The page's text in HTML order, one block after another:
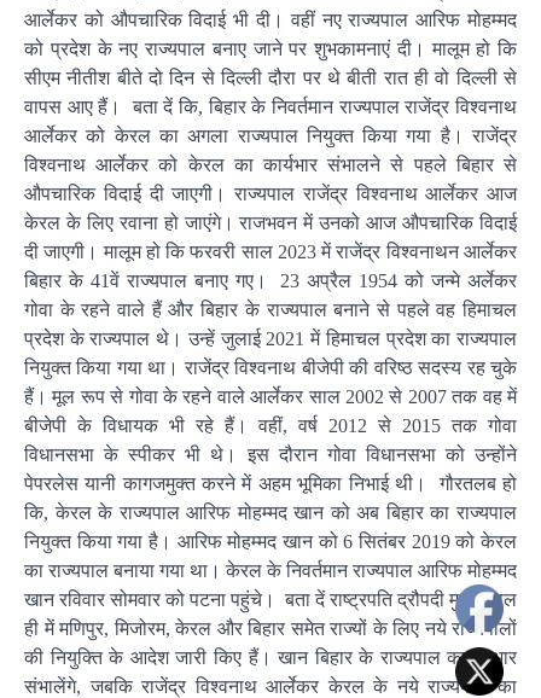
आर्लेकर को औपचारिक विदाई भी दी। वहीं नए राज्यपाल आरिफ मोहम्मद
को प्रदेश के नए राज्यपाल बनाए जाने पर शुभकामनाएं दी। मालूम हो कि
सीएम नीतीश बीते दो दिन से दिल्ली दौरा पर थे बीती रात ही वो दिल्ली से
वापस आए हैं। बता दें कि, बिहार के निवर्तमान राज्यपाल राजेंद्र विश्वनाथ
आर्लेकर को केरल का अगला राज्यपाल नियुक्त किया गया है। राजेंद्र
विश्वनाथ आर्लेकर को केरल का कार्यभार संभालने से पहले बिहार से
औपचारिक विदाई दी जाएगी। राज्यपाल राजेंद्र विश्वनाथ आर्लेकर आज
केरल के लिए रवाना हो जाएंगे। राजभवन में उनको आज औपचारिक विदाई
दी जाएगी। मालूम हो कि फरवरी साल 2023 में राजेंद्र विश्वनाथन आर्लेकर
बिहार के 41वें राज्यपाल बनाए गए। 23 अप्रैल 1954 को जन्मे अर्लेकर
गोवा के रहने वाले हैं और बिहार के राज्यपाल बनाने से पहले वह हिमाचल
प्रदेश के राज्यपाल थे। उन्हें जुलाई 2021 में हिमाचल प्रदेश का राज्यपाल
नियुक्त किया गया था। राजेंद्र विश्वनाथ बीजेपी की वरिष्ठ सदस्य रह चुके
हैं। मूल रूप से गोवा के रहने वाले आर्लेकर साल 2002 से 2007 तक वह में
बीजेपी के विधायक भी रहे हैं। वहीं, वर्ष 2012 से 2015 तक गोवा
विधानसभा के स्पीकर भी थे। इस दौरान गोवा विधानसभा को उन्होंने
पेपरलेस यानी कागजमुक्त करने में अहम भूमिका निभाई थी। गौरतलब हो
कि, केरल के राज्यपाल आरिफ मोहम्मद खान को अब बिहार का राज्यपाल
नियुक्त किया गया है। आरिफ मोहम्मद खान को 6 सितंबर 2019 को केरल
का राज्यपाल बनाया गया था। केरल के निवर्तमान राज्यपाल आरिफ मोहम्मद
खान रविवार सोमवार को पटना पहुंचे। बता दें राष्ट्रपति द्रौपदी मुर्मू ने हाल
ही में मणिपुर, मिजोरम, केरल और बिहार समेत राज्यों के लिए नये राज्यपालों
की नियुक्ति के आदेश जारी किए हैं। खान बिहार के राज्यपाल का पदभार
संभालेंगे, जबकि राजेंद्र विश्वनाथ आर्लेकर केरल के नये राज्यपाल का